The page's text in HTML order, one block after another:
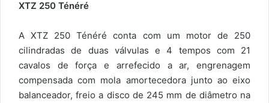
XTZ 250 Ténéré
A XTZ 250 Ténéré conta com um motor de 250
cilindradas de duas válvulas e 4 tempos com 21
cavalos de força e arrefecido a ar, engrenagem
compensada com mola amortecedora junto ao eixo
balanceador, freio a disco de 245 mm de diâmetro na